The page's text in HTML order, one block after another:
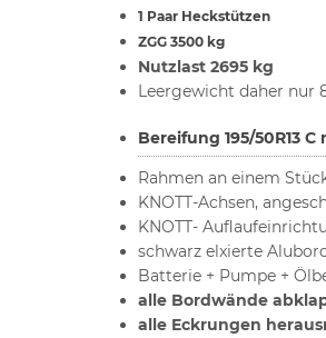
1 Paar Heckstützen
ZGG 3500 kg
Nutzlast 2695 kg
Leergewicht daher nur
Bereifung 195/50R13
Rahmen an einem
KNOTT-Achsen,
KNOTT-
schwarz elxierte
Batterie + Pumpe +
alle Bordwände
alle Eckrungen